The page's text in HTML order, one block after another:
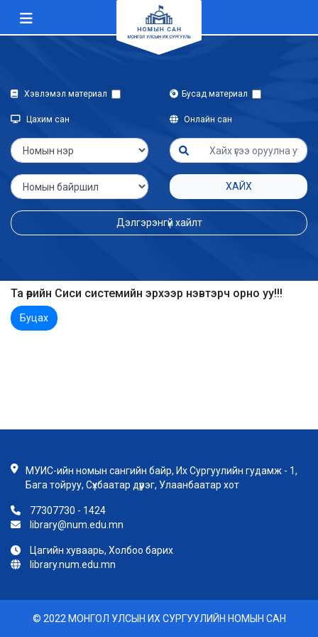
Хэвлэмэл материал Бусад материал
Цахим сан Онлайн сан
ХАЙХ
Дэлгэрэнгүй хайлт
Та өөрийн Сиси системийн эрхээр нэвтэрч орно уу!!!
Буцах
МУИС-ийн номын сангийн байр, Их Сургуулийн гудамж - 1,
Бага тойруу, Сүхбаатар дүүрэг, Улаанбаатар хот
77307730 - 1424
library@num.edu.mn
Цагийн хуваарь, Холбоо барих
library.num.edu.mn
© 2022 МОНГОЛ УЛСЫН ИХ СУРГУУЛИЙН НОМЫН САН